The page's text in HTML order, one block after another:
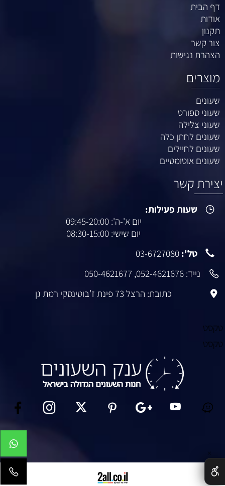
דף הבית
אודות
תקנון
צור קשר
הצהרת נגישות
מוצרים
שעונים
שעוני ספורט
שעוני צלילה
שעונים לחתן כלה
שעונים לחיילים
שעונים אוטומטיים
יצירת קשר
שעות פעילות:
יום א'-ה': 09:45-20:00
יום שישי: 08:30-15:00
טל': 03-6727080
נייד: 052-4621676
,
050-4621677
כתובת: הרצל 73 פינת ז’בוטינסקי רמת גן
טקסט
טקסט